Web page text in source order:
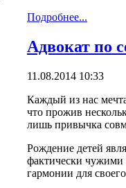
Подробнее...
Адвокат по
11.08.2014 10:33
Каждый из нас
что прожив
лишь привычка
Рождение детей
фактически чужими
гармонии для